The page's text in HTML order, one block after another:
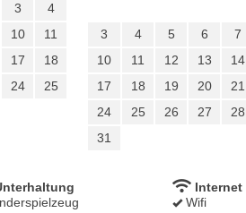
3
4
10
11
17
18
24
25
3
4 5 6 7
10
11 12 13 14
17
18 19 20 21
24
25 26 27 28
31
Internet
Wifi